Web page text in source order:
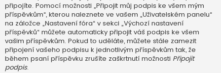
připojíte. Pomocí možnosti „Připojit můj podpis ke všem mým
příspěvkům“, kterou naleznete ve vašem „Uživatelském panelu“
na záložce „Nastavení fóra“ v sekci „Výchozí nastavení
příspěvků“ můžete automaticky připojit váš podpis ke všem
vašim příspěvkům. Pokud to uděláte, můžete stále zamezit
připojení vašeho podpisu k jednotlivým příspěvkům tak, že
během psaní příspěvku zrušíte zaškrtnutí možnosti Připojit
podpis.